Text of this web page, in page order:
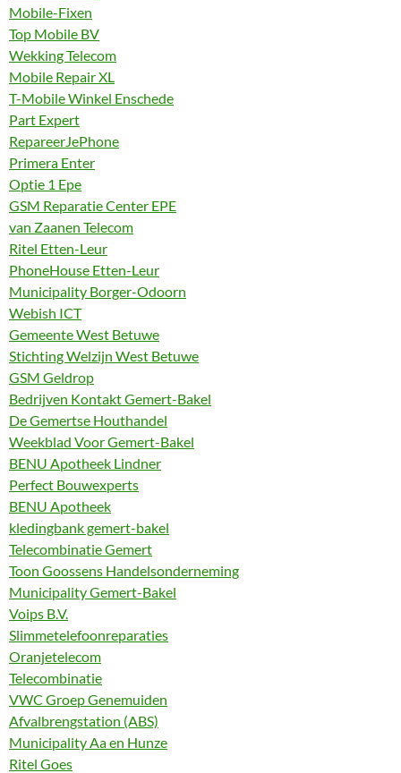
Mobile-Fixen
Top Mobile BV
Wekking Telecom
Mobile Repair XL
T-Mobile Winkel Enschede
Part Expert
RepareerJePhone
Primera Enter
Optie 1 Epe
GSM Reparatie Center EPE
van Zaanen Telecom
Ritel Etten-Leur
PhoneHouse Etten-Leur
Municipality Borger-Odoorn
Webish ICT
Gemeente West Betuwe
Stichting Welzijn West Betuwe
GSM Geldrop
Bedrijven Kontakt Gemert-Bakel
De Gemertse Houthandel
Weekblad Voor Gemert-Bakel
BENU Apotheek Lindner
Perfect Bouwexperts
BENU Apotheek
kledingbank gemert-bakel
Telecombinatie Gemert
Toon Goossens Handelsonderneming
Municipality Gemert-Bakel
Voips B.V.
Slimmetelefoonreparaties
Oranjetelecom
Telecombinatie
VWC Groep Genemuiden
Afvalbrengstation (ABS)
Municipality Aa en Hunze
Ritel Goes